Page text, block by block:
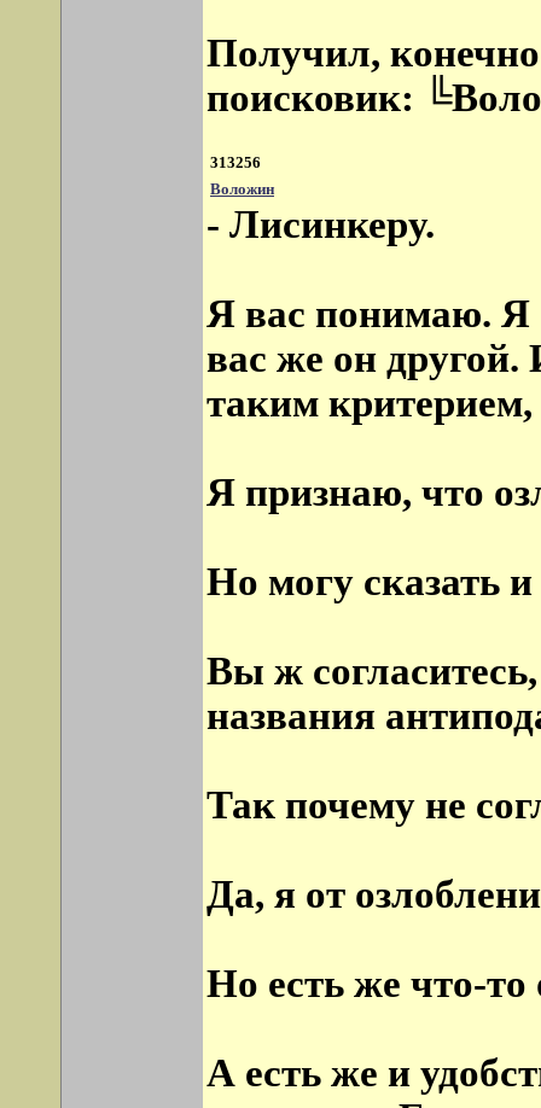
Получил,
поисковик:
313256
Воложин
- Лисинкеру.
Я вас понимаю. Я
вас же он
таким
Я признаю, что
Но могу сказать
Вы ж
названия
Так почему не
Да, я от
Но есть же что-
А есть же и